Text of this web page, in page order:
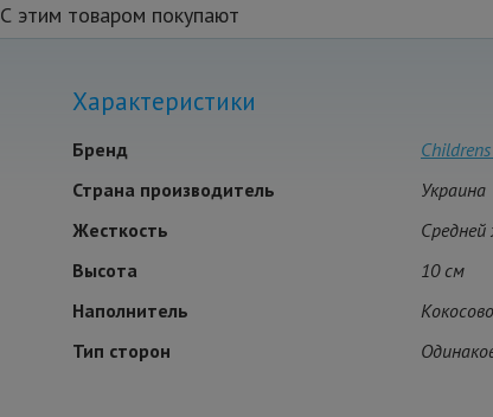
С этим товаром покупают
Характеристики
Бренд
Страна производитель
Украина
Жесткость
Высота
10 см
Наполнитель
Тип сторон